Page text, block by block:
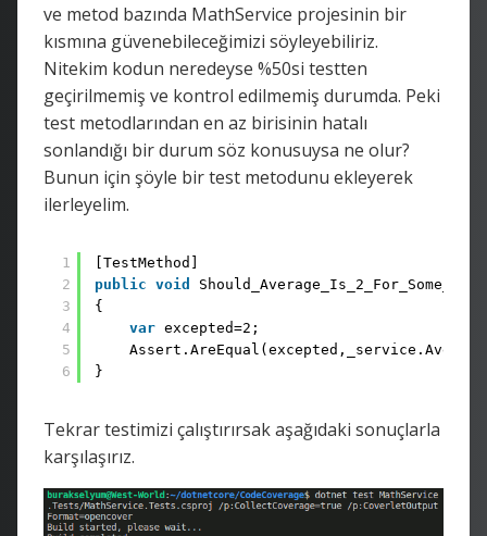
ve metod bazında MathService projesinin bir
kısmına güvenebileceğimizi söyleyebiliriz.
Nitekim kodun neredeyse %50si testten
geçirilmemiş ve kontrol edilmemiş durumda. Peki
test metodlarından en az birisinin hatalı
sonlandığı bir durum söz konusuysa ne olur?
Bunun için şöyle bir test metodunu ekleyerek
ilerleyelim.
1
2
3
4
5
6
[TestMethod]
public void
{
var excepted=2;
}
Tekrar testimizi çalıştırırsak aşağıdaki sonuçlarla
karşılaşırız.